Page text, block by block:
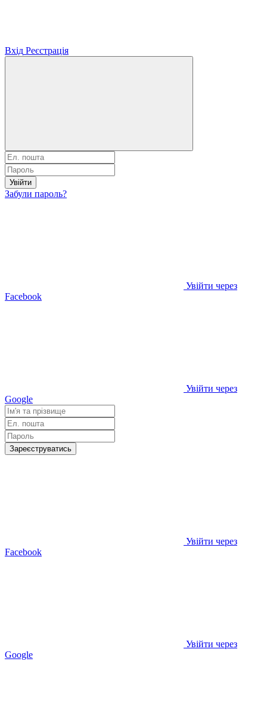
Вхід Реєстрація
Увійти
Забули пароль?
Увійти через
Facebook
Увійти через
Google
Зареєструватись
Увійти через
Facebook
Увійти через
Google